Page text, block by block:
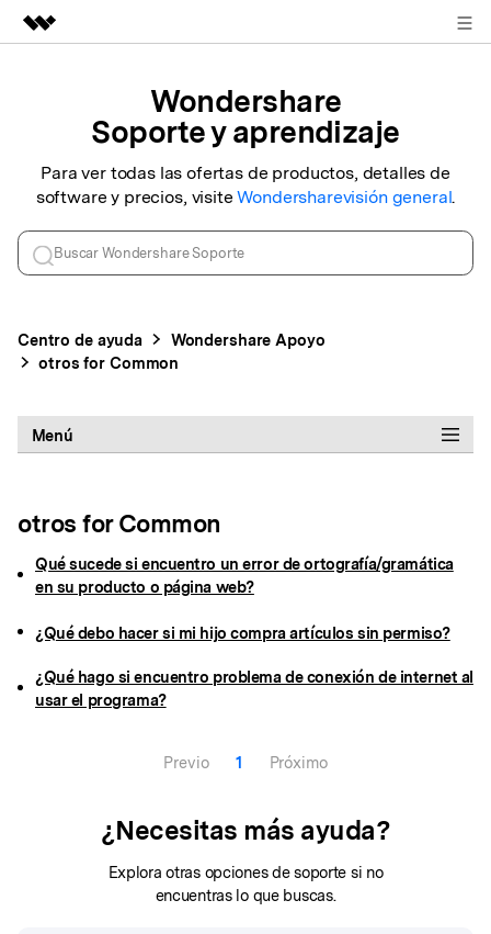
Creatividad digital con AIGC
Resumen
Soluciones
Quiénes somos
Sala de prensa
Soporte
Buscar
Wondershare
Soporte y aprendizaje
Para ver todas las ofertas de productos, detalles de
software y precios, visiteWondersharevisión general.
Centro de ayuda Wondershare Apoyo
otros for Common
Menú
otros for Common
Qué sucede si encuentro un error de ortografía/gramática
en su producto o página web?
¿Qué debo hacer si mi hijo compra artículos sin permiso?
¿Qué hago si encuentro problema de conexión de internet al
usar el programa?
Previo 1 Próximo
¿Necesitas más ayuda?
Explora otras opciones de soporte si no
encuentras lo que buscas.